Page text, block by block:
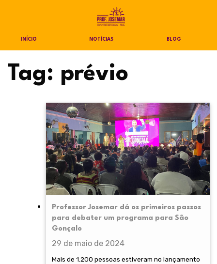
INÍCIO NOTÍCIAS BLOG
Tag: prévio
Professor Josemar dá os primeiros passos
para debater um programa para São
Gonçalo
29 de maio de 2024
Mais de 1.200 pessoas estiveram no lançamento